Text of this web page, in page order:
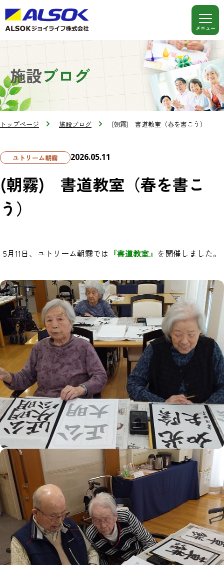
施設ブログ
トップページ 施設ブログ (朝霧) 書道教室（春を書こう）
ユトリーム朝霧 2026.05.11
(朝霧) 書道教室（春を書こ
う）
5月11日、ユトリーム朝霧では 『書道教室』 を開催しました。